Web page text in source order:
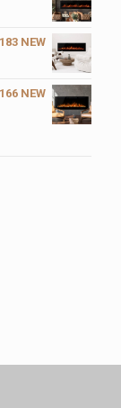
NEW
NEW